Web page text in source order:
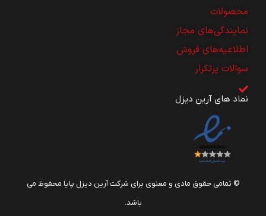
محصولات
نمایندگی‌های مجاز
اطلاعیه‌های فروش
سوالات پرتکرار
نماد های آرین دیزل
© تمامی حقوق مادی و معنوی برای شرکت آرین دیزل پایا محفوظ می
باشد.